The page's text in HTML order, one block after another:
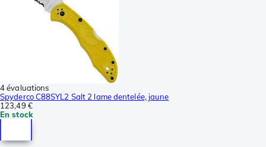
4 évaluations
Spyderco C88SYL2 Salt 2 lame dentelée, jaune
123,49 €
En stock